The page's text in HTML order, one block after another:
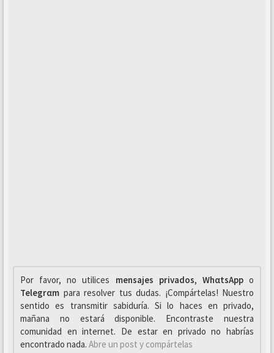
Por favor, no utilices mensajes privados, WhαtsAppo
Telegrαm para resolver tus dudas. ¡Compártelas! Nuestro
sentido es transmitir sabiduría. Si lo haces en privado,
mañana no estará disponible. Encontraste nuestra
comunidad en internet. De estar en privado no habrías
encontrado nada. Abre un post y compártelas